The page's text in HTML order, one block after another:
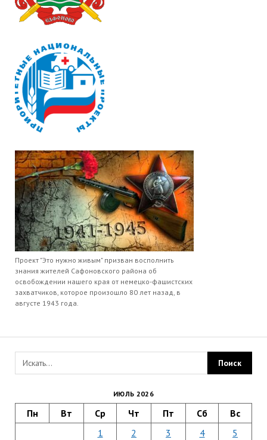
Проект "Это нужно живым" призван восполнить
знания жителей Сафоновского района об
освобождении нашего края от немецко-фашистских
захватчиков, которое произошло 80 лет назад, в
августе 1943 года.
ИЮЛЬ 2026
Пн Вт Ср Чт Пт Сб Вс
1 2 3 4
5